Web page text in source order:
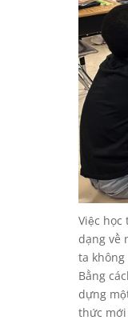
Việc
dạng về
ta
Bằng
dựng
thức mới